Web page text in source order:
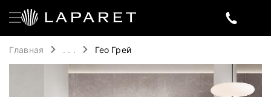
Главная . . . Гео Грей